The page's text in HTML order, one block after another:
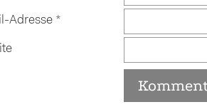
Adresse *